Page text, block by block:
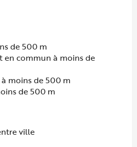
de 500 m
en commun à moins de
moins de 500 m
de 500 m
ville